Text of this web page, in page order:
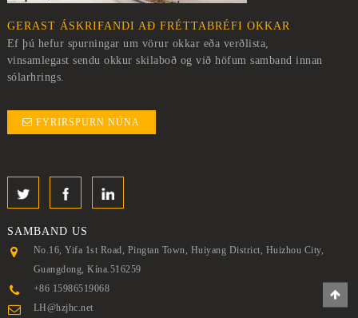
GERAST ÁSKRIFANDI AÐ FRÉTTABRÉFI OKKAR
Ef þú hefur spurningar um vörur okkar eða verðlista,
vinsamlegast sendu okkur skilaboð og við höfum samband innan
sólarhrings.
FYRIRSPURN NÚNA
SAMBAND US
No.16, Yifa 1st Road, Pingtan Town, Huiyang District, Huizhou City,
Guangdong, Kína.516259
+86 15986519068
LH@hzjhc.net